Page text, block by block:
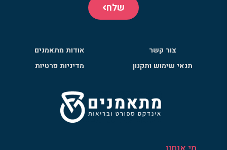
שלח
צור קשר
אודות מתאמנים
תנאי שימוש ותקנון
מדיניות פרטיות